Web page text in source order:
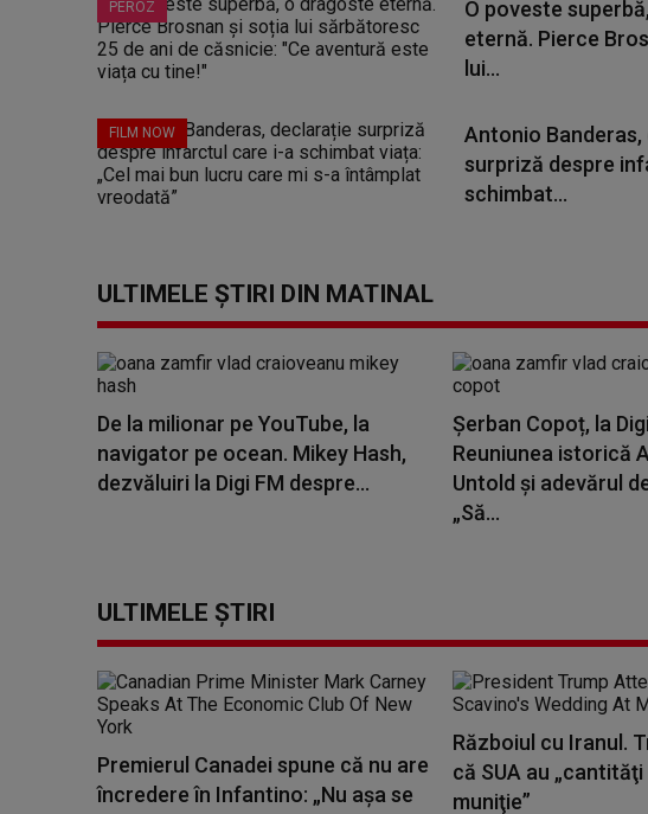
PEROZ
O poveste
eternă. Pierce
lui...
FILM NOW
Antonio
surpriză despre
schimbat...
ULTIMELE ȘTIRI DIN MATINAL
De la milionar pe YouTube, la
navigator pe ocean. Mikey Hash,
dezvăluiri la Digi FM despre...
Șerban Copoț, la
Reuniunea istorică
Untold și adevărul
„Să...
ULTIMELE ȘTIRI
Premierul Canadei spune că nu are
încredere în Infantino: „Nu aşa se
Războiul cu Iranul.
că SUA au
muniţie”